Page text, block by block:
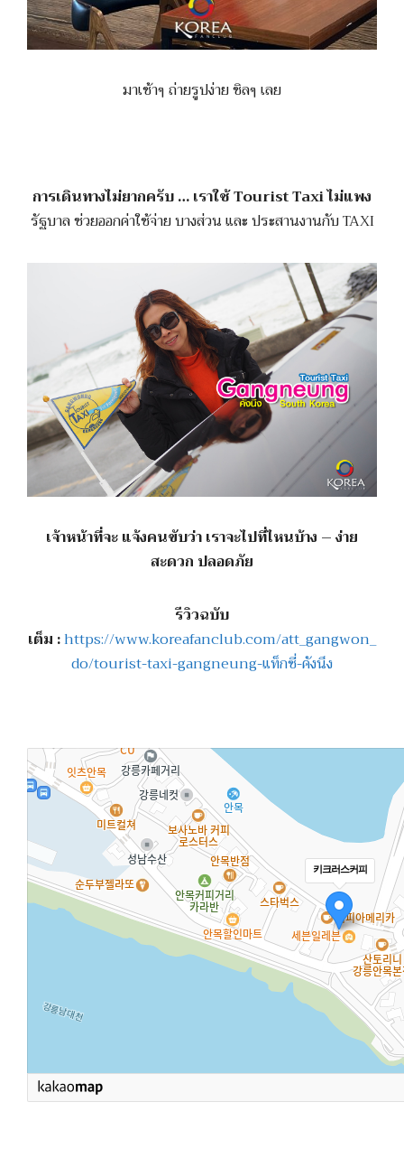
มาเช้าๆ ถ่ายรูปง่าย ชิลๆ เลย
การเดินทางไม่ยากครับ … เราใช้ Tourist Taxi ไม่แพง
รัฐบาล ช่วยออกค่าใช้จ่าย บางส่วน และ ประสานงานกับ TAXI
เจ้าหน้าที่จะ แจ้งคนขับว่า เราจะไปที่ไหนบ้าง – ง่าย
สะดวก ปลอดภัย
รีวิวฉบับ
เต็ม :https://www.koreafanclub.com/att_gangwon_
do/tourist-taxi-gangneung-แท็กซี่-คังนึง
키크러스커피